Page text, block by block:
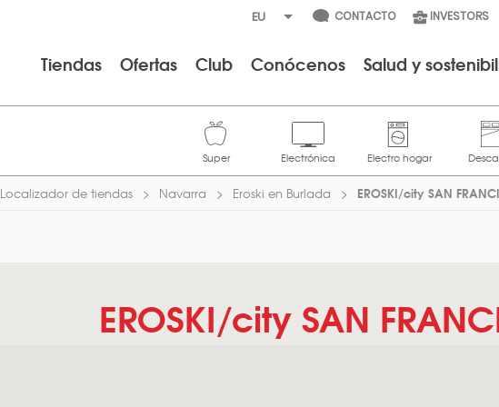
CONTACTO INVESTORS
Tiendas Ofertas Club Conócenos Salud y
Localizador de tiendas Navarra Eroski en Burlada EROSKI/city SAN
EROSKI/city SAN